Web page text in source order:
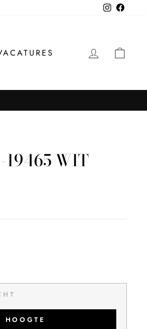
Instagram
19465 WIT
HOOGTE